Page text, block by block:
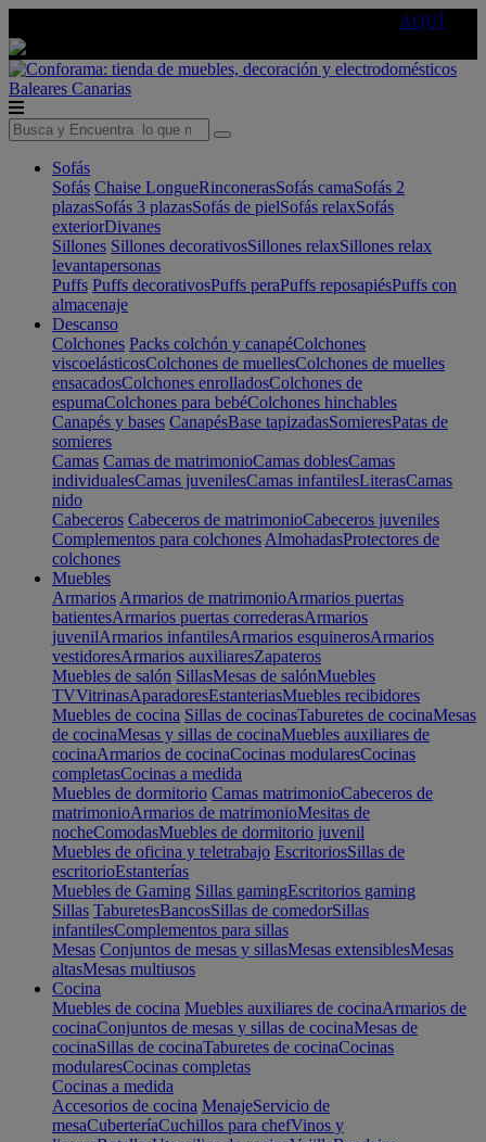
AQUÍ
Baleares Canarias
Sofás
Sofás Chaise LongueRinconerasSofás camaSofás 2
plazasSofás 3 plazasSofás de pielSofás relaxSofás
exteriorDivanes
Sillones Sillones decorativosSillones relaxSillones relax
levantapersonas
Puffs Puffs decorativosPuffs peraPuffs reposapiésPuffs con
almacenaje
Descanso
Colchones Packs colchón y canapéColchones
viscoelásticosColchones de muellesColchones de muelles
ensacadosColchones enrolladosColchones de
espumaColchones para bebéColchones hinchables
Canapés y bases CanapésBase tapizadasSomieresPatas de
somieres
Camas Camas de matrimonioCamas doblesCamas
individualesCamas juvenilesCamas infantilesLiterasCamas
nido
Cabeceros Cabeceros de matrimonioCabeceros juveniles
Complementos para colchones AlmohadasProtectores de
colchones
Muebles
Armarios Armarios de matrimonioArmarios puertas
batientesArmarios puertas correderasArmarios
juvenilArmarios infantilesArmarios esquinerosArmarios
vestidoresArmarios auxiliaresZapateros
Muebles de salón SillasMesas de salónMuebles
TVVitrinasAparadoresEstanteriasMuebles recibidores
Muebles de cocina Sillas de cocinasTaburetes de cocinaMesas
de cocinaMesas y sillas de cocinaMuebles auxiliares de
cocinaArmarios de cocinaCocinas modularesCocinas
completasCocinas a medida
Muebles de dormitorio Camas matrimonioCabeceros de
matrimonioArmarios de matrimonioMesitas de
nocheComodasMuebles de dormitorio juvenil
Muebles de oficina y teletrabajo EscritoriosSillas de
escritorioEstanterías
Muebles de Gaming Sillas gamingEscritorios gaming
Sillas TaburetesBancosSillas de comedorSillas
infantilesComplementos para sillas
Mesas Conjuntos de mesas y sillasMesas extensiblesMesas
altasMesas multiusos
Cocina
Muebles de cocina Muebles auxiliares de cocinaArmarios de
cocinaConjuntos de mesas y sillas de cocinaMesas de
cocinaSillas de cocinaTaburetes de cocinaCocinas
modularesCocinas completas
Cocinas a medida
Accesorios de cocina MenajeServicio de
mesaCuberteríaCuchillos para chefVinos y